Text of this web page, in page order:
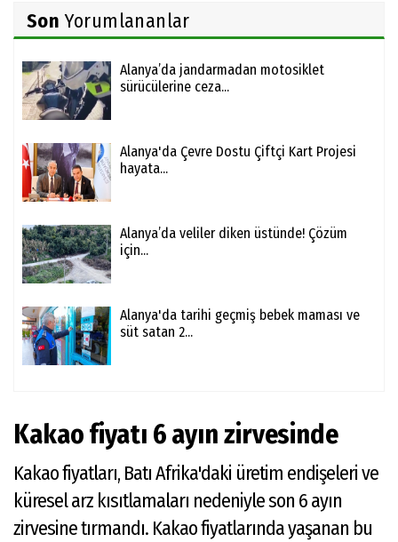
Son Yorumlananlar
Alanya’da jandarmadan motosiklet
sürücülerine ceza...
Alanya'da Çevre Dostu Çiftçi Kart Projesi
hayata...
Alanya’da veliler diken üstünde! Çözüm
için...
Alanya'da tarihi geçmiş bebek maması ve
süt satan 2...
Kakao fiyatı 6 ayın zirvesinde
Kakao fiyatları, Batı Afrika'daki üretim endişeleri ve
küresel arz kısıtlamaları nedeniyle son 6 ayın
zirvesine tırmandı. Kakao fiyatlarında yaşanan bu